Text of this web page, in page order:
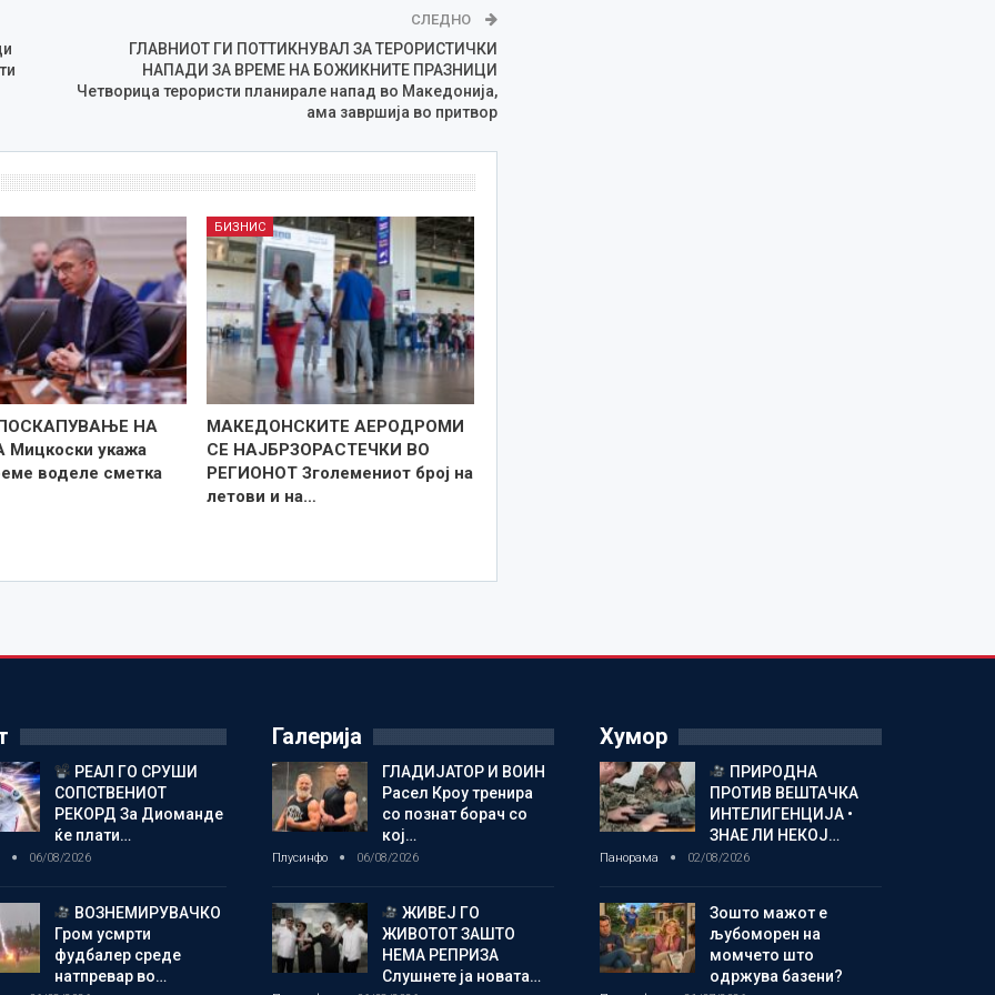
СЛЕДНО
ГЛАВНИОТ ГИ ПОТТИКНУВАЛ ЗА ТЕРОРИСТИЧКИ
НАПАДИ ЗА ВРЕМЕ НА БОЖИКНИТЕ ПРАЗНИЦИ
Четворица терористи планирале напад во Македонија,
ама завршија во притвор
НА
Мицкоски укажа
воделе сметка
БИЗНИС
МАКЕДОНСКИТЕ АЕРОДРОМИ
СЕ НАЈБРЗОРАСТЕЧКИ ВО
РЕГИОНОТ Зголемениот број на
летови и на…
РЕАЛ ГО СРУШИ
СОПСТВЕНИОТ
РЕКОРД За Диоманде
ќе плати…
06/08/2026
ВОЗНЕМИРУВАЧКО
Гром усмрти
фудбалер среде
натпревар во…
Галерија
ГЛАДИЈАТОР И ВОИН
Расел Кроу тренира
со познат борач со
кој…
Плусинфо 06/08/2026
ЖИВЕЈ ГО
ЖИВОТОТ ЗАШТО
НЕМА РЕПРИЗА
Слушнете ја новата…
Хумор
ПРИРОДНА
ПРОТИВ ВЕШТАЧКА
ИНТЕЛИГЕНЦИЈА •
ЗНАЕ ЛИ НЕКОЈ…
Панорама 02/08/2026
Зошто мажот е
љубоморен на
момчето што
одржува базени?